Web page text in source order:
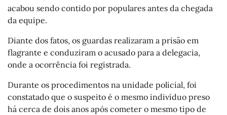
acabou sendo contido por populares antes da chegada
da equipe.
Diante dos fatos, os guardas realizaram a prisão em
flagrante e conduziram o acusado para a delegacia,
onde a ocorrência foi registrada.
Durante os procedimentos na unidade policial, foi
constatado que o suspeito é o mesmo indivíduo preso
há cerca de dois anos após cometer o mesmo tipo de